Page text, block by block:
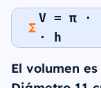
V = π ·
· h
El volumen es